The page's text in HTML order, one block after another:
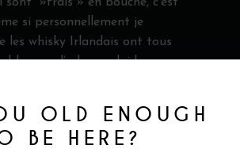
OLD ENOUGH
BE HERE?
si personnellement je
les whisky Irlandais ont tous
a l’odeur, celui-la se